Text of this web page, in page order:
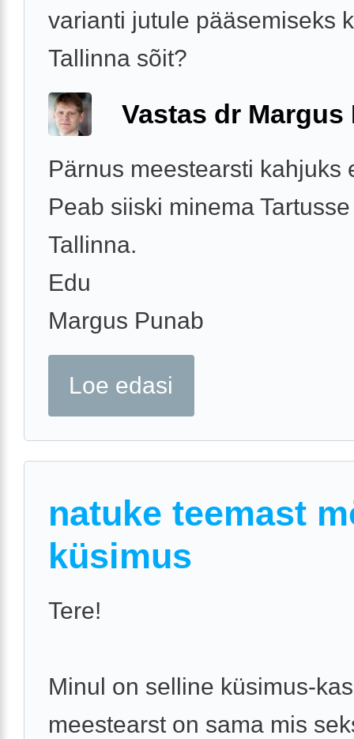
varianti jutule pääsemiseks
Tallinna sõit?
Vastas dr Margus
Pärnus meestearsti kahjuks
Peab siiski minema
Tallinna.
Edu
Margus Punab
Loe edasi
natuke teemast
küsimus
Tere!
Minul on selline küsimus-kas
meestearst on sama mis